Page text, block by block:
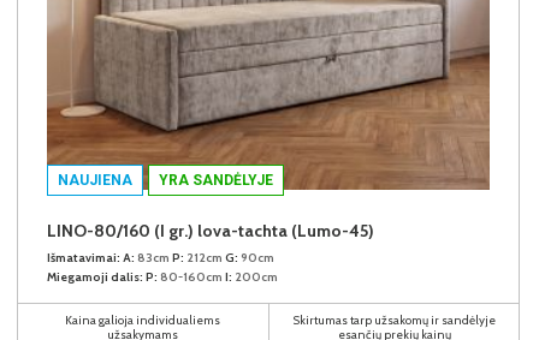
NAUJIENA YRA SANDĖLYJE
LINO-80/160 (I gr.) lova-tachta (Lumo-45)
Išmatavimai: A: 83cm P: 212cm G: 90cm
Miegamoji dalis: P: 80-160cm I: 200cm
Kaina galioja individualiems
užsakymams
Skirtumas tarp užsakomų ir sandėlyje
esančių prekių kainų